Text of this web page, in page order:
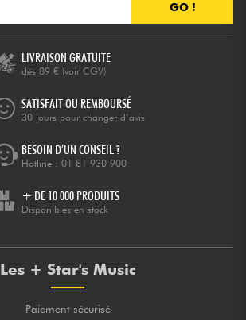
GO !
LIVRAISON GRATUITE
dès 89 € (voir CGV)
SATISFAIT OU REMBOURSÉ
30 jours pour changer d’avis
BESOIN D’UN CONSEIL ?
Hotline : 01 81 930 900
+ DE 10 000 PRODUITS
Disponibles en stock
Les + Star's Music
Paiement sécurisé